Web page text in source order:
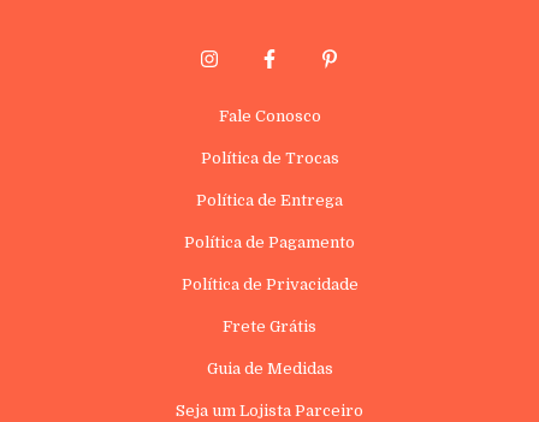
Fale Conosco
Política de Trocas
Política de Entrega
Política de Pagamento
Política de Privacidade
Frete Grátis
Guia de Medidas
Seja um Lojista Parceiro